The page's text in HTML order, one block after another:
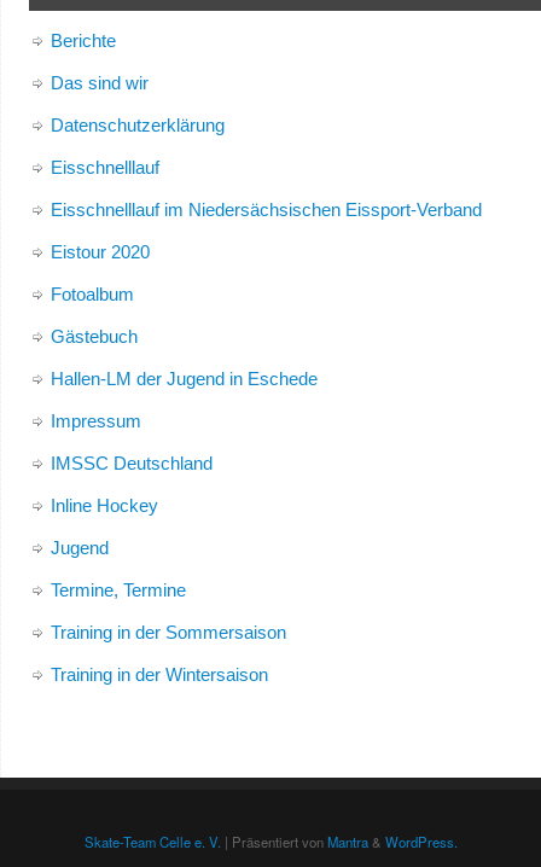
Berichte
Das sind wir
Datenschutzerklärung
Eisschnelllauf
Eisschnelllauf im Niedersächsischen Eissport-Verband
Eistour 2020
Fotoalbum
Gästebuch
Hallen-LM der Jugend in Eschede
Impressum
IMSSC Deutschland
Inline Hockey
Jugend
Termine, Termine
Training in der Sommersaison
Training in der Wintersaison
Skate-Team Celle e. V. | Präsentiert vonMantra& WordPress.